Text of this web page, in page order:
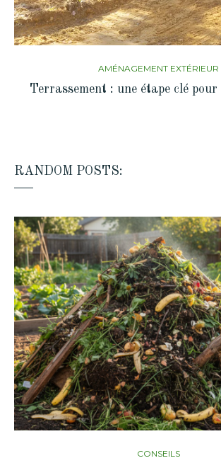
AMÉNAGEMENT EXTÉRIEUR
Terrassement : une étape clé
RANDOM POSTS:
CONSEILS